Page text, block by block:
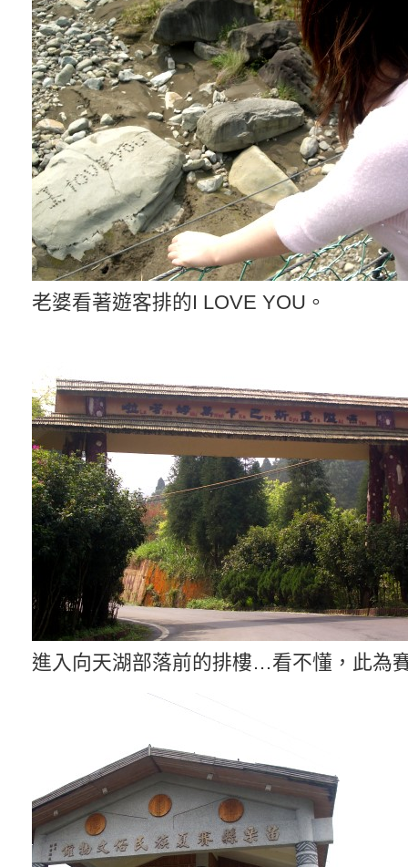
老婆看著遊客排的I LOVE YOU。
進入向天湖部落前的排樓…看不懂，此為